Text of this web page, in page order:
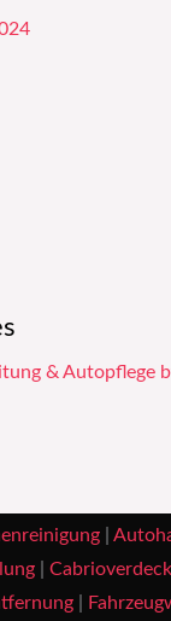
& Autopflege
|
|
|